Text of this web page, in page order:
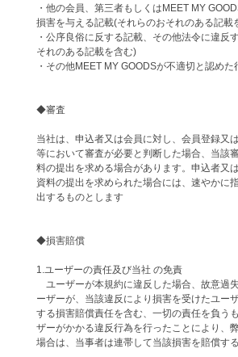
・他の会員、第三者もしくはMEET MY
損害を与える記載(それらのおそれのある記載
・公序良俗に反する記載、その他法令に違反
それのある記載を含む)
・その他MEET MY GOODSが不適切と認めた
◆審査
当社は、申込者又は会員に対し、会員登録又
等において審査が必要と判断した場合、当該
料の提出を求める場合があります。申込者又
資料の提出を求められた場合には、速やかに
出するものとします
◆損害賠償
1.ユーザーの責任及び当社 の免責
ユーザーが本規約に違反した場合、故意過
ーザーが、当該違反により損害を受けたユー
する損害賠償責任を含む、一切の責任を負う
ザーがかかる違反行為を行ったことにより、
場合は、当事者は連帯して当該損害を賠償す